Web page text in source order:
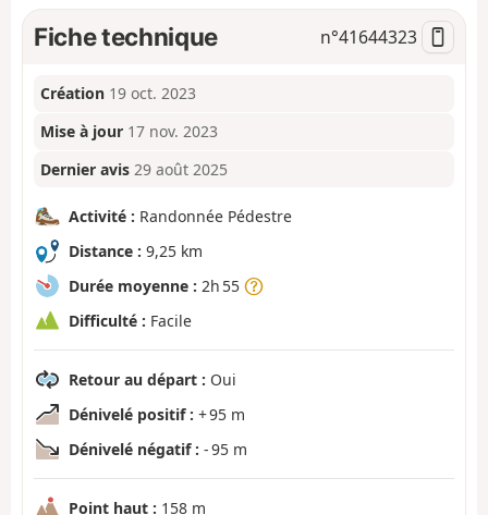
i
Fiche technique n°41644323
Création 19 oct. 2023
Mise à jour 17 nov. 2023
Dernier avis 29 août 2025
Activité : Randonnée Pédestre
Distance : 9,25 km
Durée moyenne : 2h 55
Difficulté : Facile
Retour au départ : Oui
Dénivelé positif : + 95 m
Dénivelé négatif : - 95 m
Point haut : 158 m